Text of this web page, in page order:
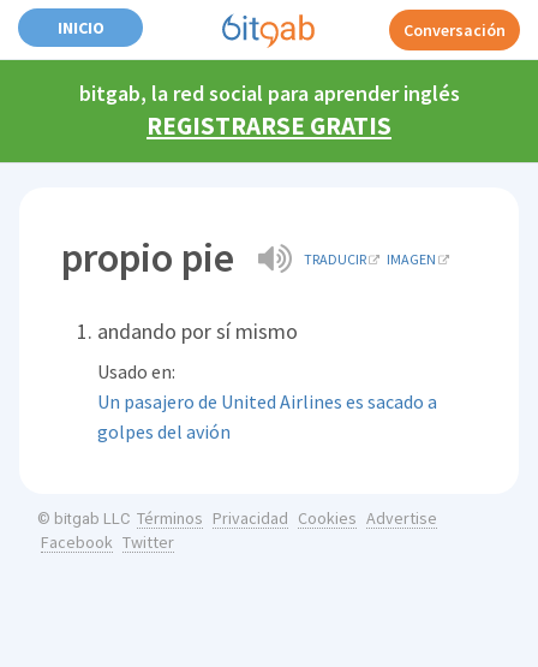
INICIO Conversación
bitgab, la red social para aprender inglés
REGISTRARSE GRATIS
propio pie TRADUCIR IMAGEN
andando por sí mismo
Usado en:
Un pasajero de United Airlines es sacado a
golpes del avión
© bitgab LLC Términos Privacidad Cookies Advertise
Facebook Twitter